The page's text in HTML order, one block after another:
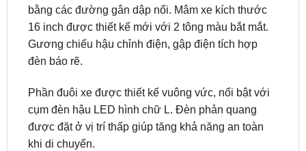
bằng các đường gân dập nổi. Mâm xe kích thước
16 inch được thiết kế mới với 2 tông màu bắt mắt.
Gương chiếu hậu chỉnh điện, gập điện tích hợp
đèn báo rẽ.
Phần đuôi xe được thiết kế vuông vức, nổi bật với
cụm đèn hậu LED hình chữ L. Đèn phản quang
được đặt ở vị trí thấp giúp tăng khả năng an toàn
khi di chuyển.